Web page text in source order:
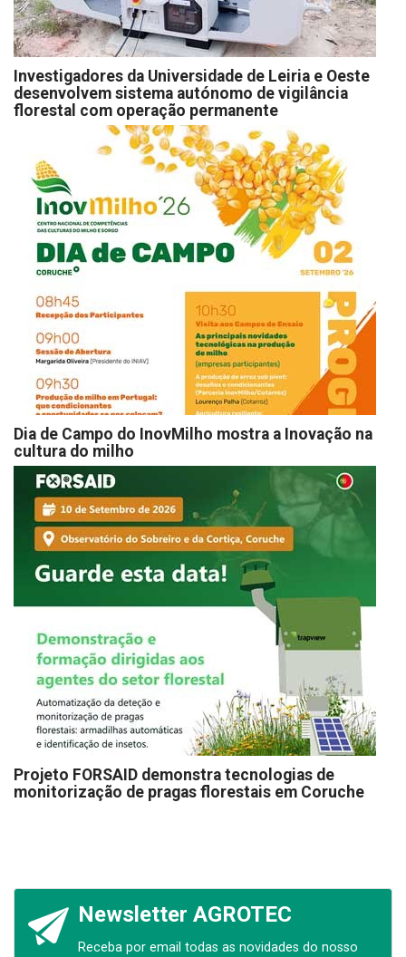
Investigadores da Universidade de Leiria e Oeste
desenvolvem sistema autónomo de vigilância
florestal com operação permanente
Dia de Campo do InovMilho mostra a Inovação na
cultura do milho
Projeto FORSAID demonstra tecnologias de
monitorização de pragas florestais em Coruche
Newsletter AGROTEC
Receba por email todas as novidades do nosso